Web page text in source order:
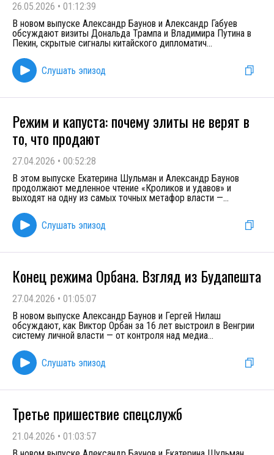
26.05.2026 • 01:12:39
В новом выпуске Александр Баунов и Александр Габуев
обсуждают визиты Дональда Трампа и Владимира Путина в
Пекин, скрытые сигналы китайского дипломатич...
Слушать эпизод
Режим и капуста: почему элиты не верят в
то, что продают
27.04.2026 • 00:52:28
В этом выпуске Екатерина Шульман и Александр Баунов
продолжают медленное чтение «Кроликов и удавов» и
выходят на одну из самых точных метафор власти —...
Слушать эпизод
Конец режима Орбана. Взгляд из Будапешта
27.04.2026 • 01:05:07
В новом выпуске Александр Баунов и Гергей Нилаш
обсуждают, как Виктор Орбан за 16 лет выстроил в Венгрии
систему личной власти — от контроля над медиа...
Слушать эпизод
Третье пришествие спецслужб
21.04.2026 • 01:03:57